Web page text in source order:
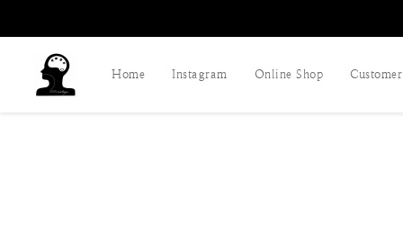
Home Instagram Online Shop